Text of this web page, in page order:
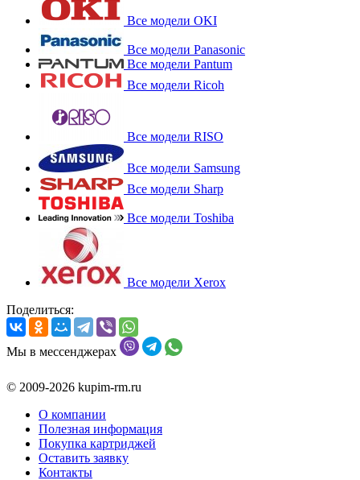
Все модели OKI
Все модели Panasonic
Все модели Pantum
Все модели Ricoh
Все модели RISO
Все модели Samsung
Все модели Sharp
Все модели Toshiba
Все модели Xerox
Поделиться:
Мы в мессенджерах
© 2009-2026 kupim-rm.ru
О компании
Полезная информация
Покупка картриджей
Оставить заявку
Контакты